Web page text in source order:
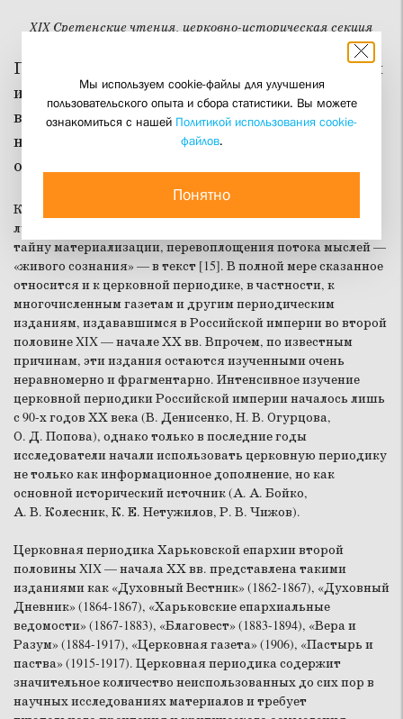
XIX Сретенские чтения, церковно-историческая секция
Пресса является весьма ценным историческим
источником, особенно когда речь идет о
выяснении хода массовых событий и реакции
на них общества, а также состоянии и роли
общественного мнения.
Как отмечает М. П. Мохначёва, журнальная периодика
лучше любого иного вида «текст-источников» фиксирует
тайну материализации, перевоплощения потока мыслей —
«живого сознания» — в текст [15]. В полной мере сказанное
относится и к церковной периодике, в частности, к
многочисленным газетам и другим периодическим
изданиям, издававшимся в Российской империи во второй
половине XIX — начале ХХ вв. Впрочем, по известным
причинам, эти издания остаются изученными очень
неравномерно и фрагментарно. Интенсивное изучение
церковной периодики Российской империи началось лишь
с 90-х годов ХХ века (В. Денисенко, Н. В. Огурцова,
О. Д. Попова), однако только в последние годы
исследователи начали использовать церковную периодику
не только как информационное дополнение, но как
основной исторический источник (А. А. Бойко,
А. В. Колесник, К. Е. Нетужилов, Р. В. Чижов).
Церковная периодика Харьковской епархии второй
половины XIX — начала ХХ вв. представлена такими
изданиями как «Духовный Вестник» (1862-1867), «Духовный
Дневник» (1864-1867), «Харьковские епархиальные
ведомости» (1867-1883), «Благовест» (1883-1894), «Вера и
Разум» (1884-1917), «Церковная газета» (1906), «Пастырь и
паства» (1915-1917). Церковная периодика содержит
значительное количество неиспользованных до сих пор в
научных исследованиях материалов и требует
Мы используем cookie-файлы для улучшения
пользовательского опыта и сбора статистики. Вы можете
ознакомиться с нашей Политикой использования cookie-
файлов.
Понятно